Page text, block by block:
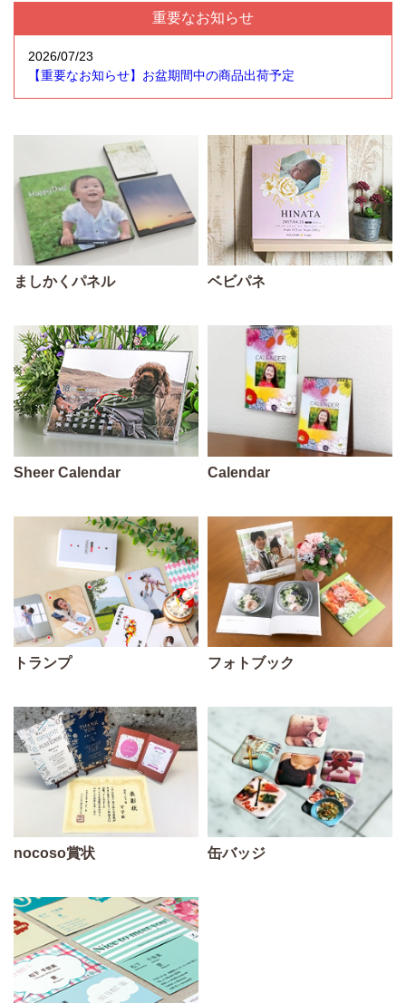
重要なお知らせ
2026/07/23
【重要なお知らせ】お盆期間中の商品出荷予定
ましかくパネル ベビパネ
Sheer Calendar Calendar
トランプ フォトブック
nocoso賞状 缶バッジ